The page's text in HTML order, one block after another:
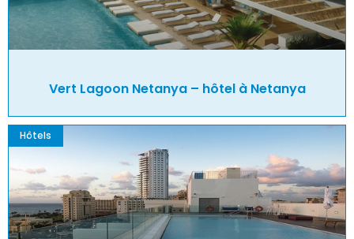
Vert Lagoon Netanya – hôtel à Netanya
Hôtels